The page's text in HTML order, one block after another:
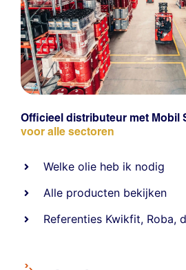
Officieel distributeur met Mobil
voor alle sectoren
Welke olie heb ik nodig
Alle producten bekijken
Referenties Kwikfit, Roba,